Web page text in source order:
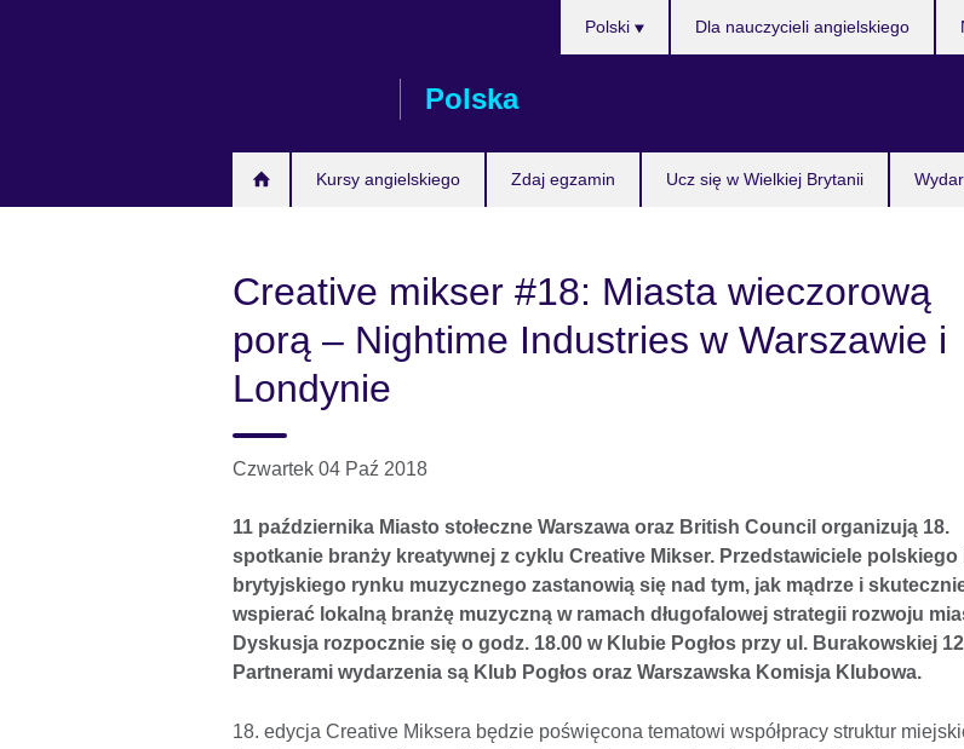
Polska
Kursy angielskiego Zdaj egzamin Ucz się w Wielkiej Brytanii
Polski Dla nauczycieli angielskiego
Creative mikser #18: Miasta wieczorową
porą – Nightime Industries w Warszawie i
Londynie
Czwartek 04 Paź 2018
11 października Miasto stołeczne Warszawa oraz British Council organizują 18.
spotkanie branży kreatywnej z cyklu Creative Mikser. Przedstawiciele polskiego
brytyjskiego rynku muzycznego zastanowią się nad tym, jak mądrze i
wspierać lokalną branżę muzyczną w ramach długofalowej strategii rozwoju
Dyskusja rozpocznie się o godz. 18.00 w Klubie Pogłos przy ul. Burakowskiej
Partnerami wydarzenia są Klub Pogłos oraz Warszawska Komisja Klubowa.
18. edycja Creative Miksera będzie poświęcona tematowi współpracy struktur